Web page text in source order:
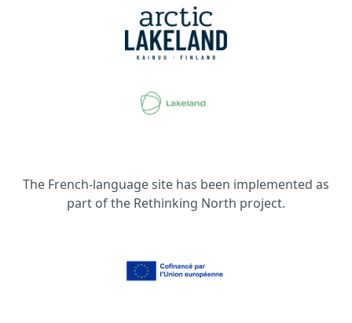
The French-language site has been implemented as
part of the Rethinking North project.